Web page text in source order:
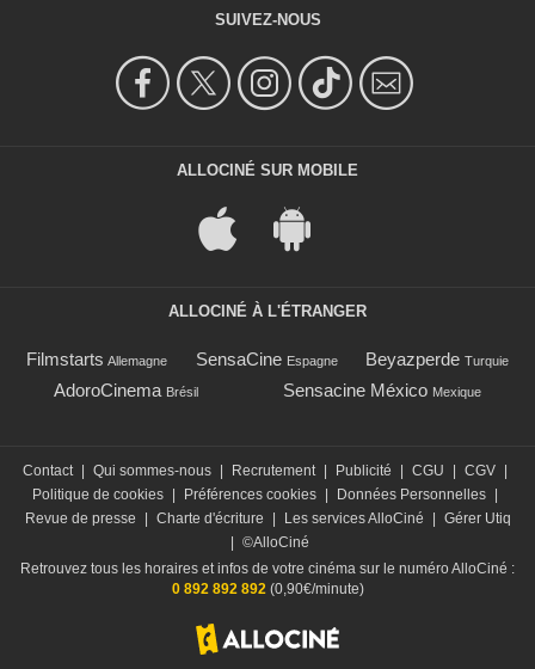
SUIVEZ-NOUS
ALLOCINÉ SUR MOBILE
ALLOCINÉ À L'ÉTRANGER
Filmstarts Allemagne SensaCine Espagne Beyazperde Turquie
AdoroCinema Brésil Sensacine México Mexique
Contact Qui sommes-nous Recrutement Publicité CGU CGV
Politique de cookies
Préférences cookies Données Personnelles
Revue de presse
Charte d'écriture Les services AlloCiné
Gérer Utiq
©AlloCiné
Retrouvez tous les horaires et infos de votre cinéma sur le numéro AlloCiné :
0 892 892 892(0,90€/minute)